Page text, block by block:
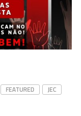
FEATURED
JEC